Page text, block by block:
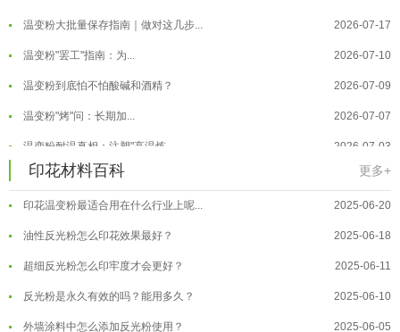
夜间安全卫士：丝印反光粉搭配全攻... 2026-01-20
温变粉可以做防伪标签、温变防伪吗... 2026-08-05
温变粉适合做热变还是冷变？ 2026-08-04
温变粉注塑后表面翻车？粗糙、颗粒... 2026-07-28
温变粉保质期有多久？开封后如何保... 2026-07-20
温变粉大批量保存指南｜做对这几步... 2026-07-17
印花材料百科 更多+
反光粉太久不用结块要怎么处理？ 2025-07-11